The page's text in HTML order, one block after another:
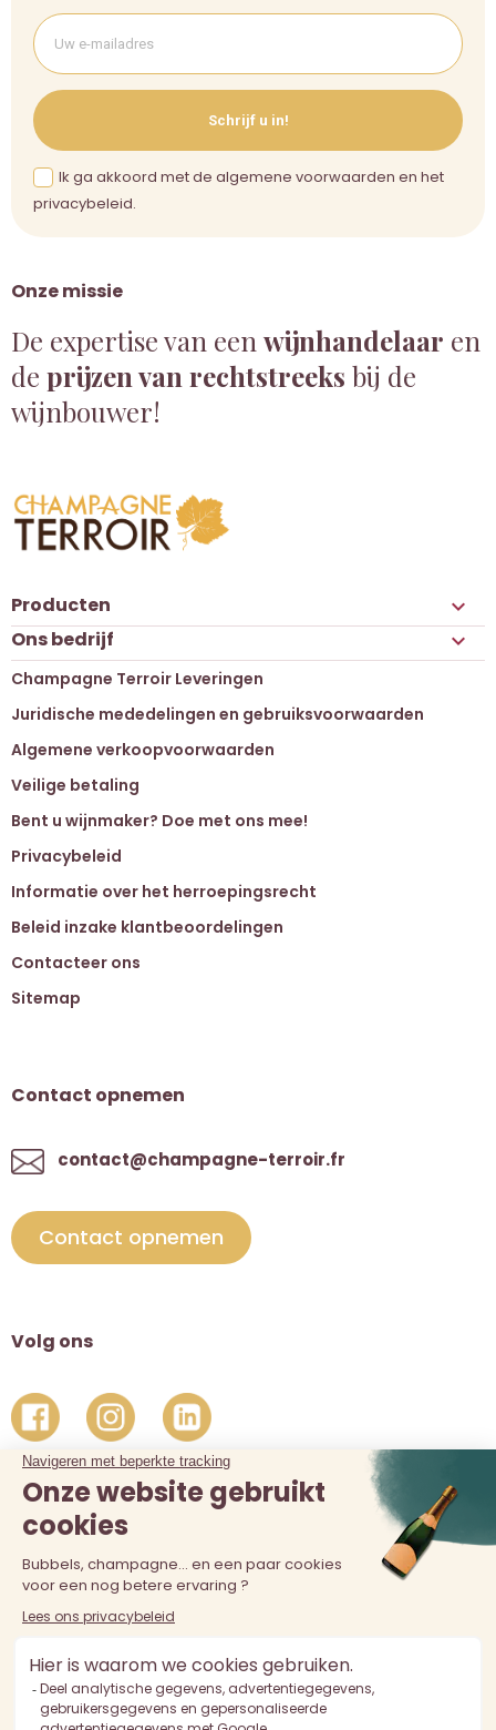
Onze missie
De expertise van een wijnhandelaar en
de prijzen van rechtstreeks bij de
wijnbouwer!
Schrijf u in!
Ik ga akkoord met de algemene voorwaarden en het
privacybeleid.
Producten 
Ons bedrijf 
Champagne Terroir Leveringen
Juridische mededelingen en gebruiksvoorwaarden
Algemene verkoopvoorwaarden
Veilige betaling
Bent u wijnmaker? Doe met ons mee!
Privacybeleid
Informatie over het herroepingsrecht
Beleid inzake klantbeoordelingen
Contacteer ons
Sitemap
Contact opnemen
contact@champagne-terroir.fr
Contact opnemen
Volg ons
De verkoop van alcohol aan personen jonger dan 18 jaar is